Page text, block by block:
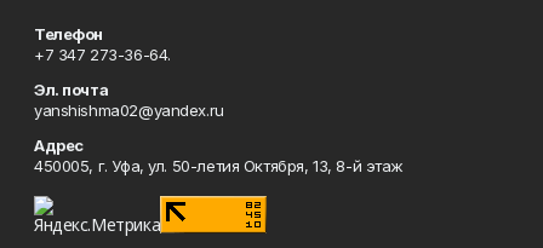
Телефон
+7 347 273-36-64.
Эл. почта
yanshishma02@yandex.ru
Адрес
450005, г. Уфа, ул. 50-летия Октября, 13, 8-й этаж